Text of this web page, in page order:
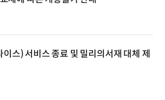
스) 서비스 종료 및 밀리의서재 대체 제